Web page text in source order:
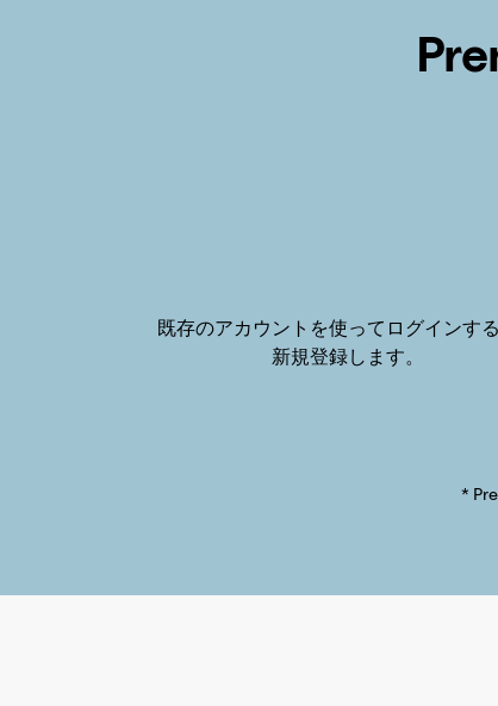
既存のアカウントを使ってログインする
新規登録します。
*